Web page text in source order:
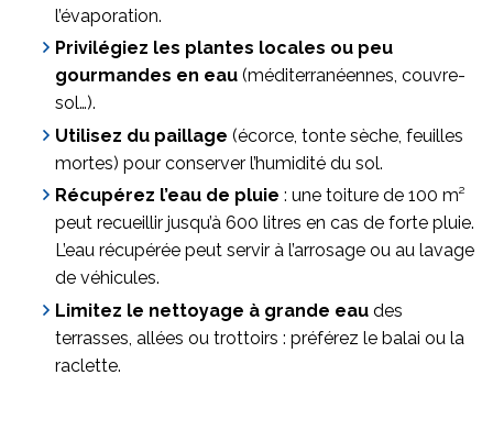
l’évaporation.
Privilégiez les plantes locales ou peu
gourmandes en eau (méditerranéennes, couvre-
sol…).
Utilisez du paillage (écorce, tonte sèche, feuilles
mortes) pour conserver l’humidité du sol.
Récupérez l’eau de pluie : une toiture de 100 m²
peut recueillir jusqu’à 600 litres en cas de forte pluie.
L’eau récupérée peut servir à l’arrosage ou au lavage
de véhicules.
Limitez le nettoyage à grande eau des
terrasses, allées ou trottoirs : préférez le balai ou la
raclette.